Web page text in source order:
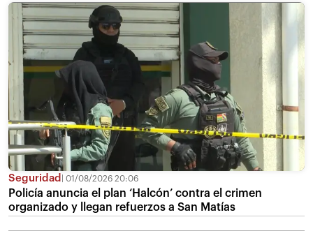
Seguridad 01/08/2026 20:06
Policía anuncia el plan ‘Halcón’ contra el crimen
organizado y llegan refuerzos a San Matías